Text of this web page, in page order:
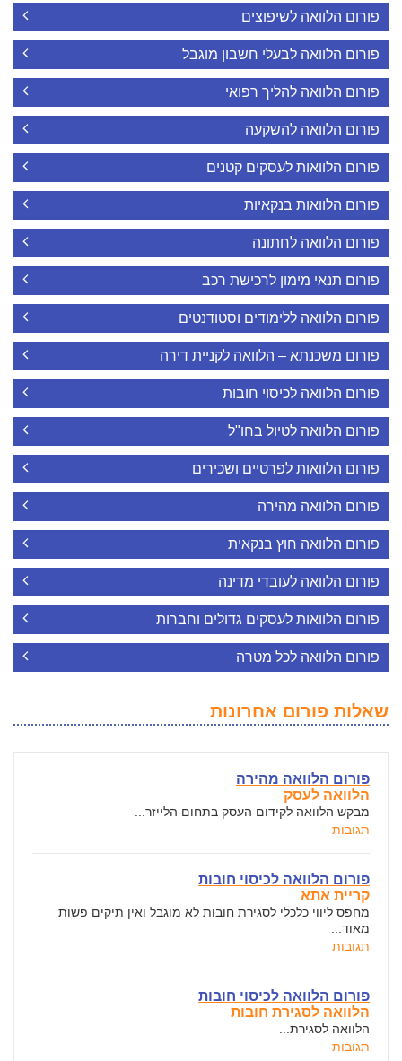
פורום הלוואה לשיפוצים
פורום הלוואה לבעלי חשבון מוגבל
פורום הלוואה להליך רפואי
פורום הלוואה להשקעה
פורום הלוואות לעסקים קטנים
פורום הלוואות בנקאיות
פורום הלוואה לחתונה
פורום תנאי מימון לרכישת רכב
פורום הלוואה ללימודים וסטודנטים
פורום משכנתא – הלוואה לקניית דירה
פורום הלוואה לכיסוי חובות
פורום הלוואה לטיול בחו"ל
פורום הלוואות לפרטיים ושכירים
פורום הלוואה מהירה
פורום הלוואה חוץ בנקאית
פורום הלוואה לעובדי מדינה
פורום הלוואות לעסקים גדולים וחברות
פורום הלוואה לכל מטרה
שאלות פורום אחרונות
פורום הלוואה מהירה
הלוואה לעסק
מבקש הלוואה לקידום העסק בתחום הלייזר...
תגובות
פורום הלוואה לכיסוי חובות
קריית אתא
מחפס ליווי כלכלי לסגירת חובות לא מוגבל ואין תיקים פשות
מאוד...
תגובות
פורום הלוואה לכיסוי חובות
הלוואה לסגירת חובות
הלוואה לסגירת...
תגובות